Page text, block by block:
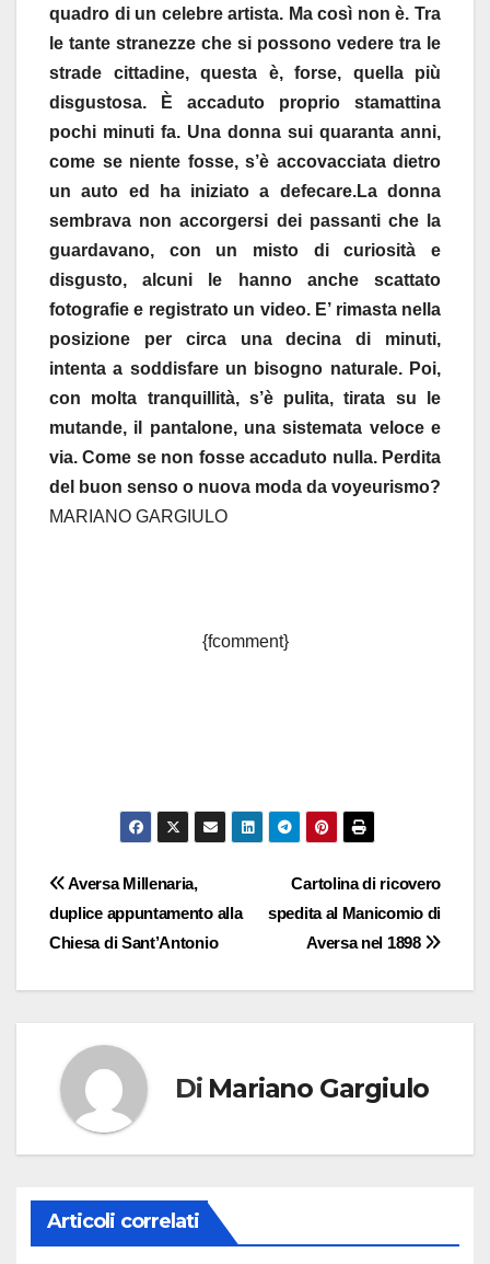
quadro di un celebre artista. Ma così non è. Tra
le tante stranezze che si possono vedere tra le
strade cittadine, questa è, forse, quella più
disgustosa. È accaduto proprio stamattina
pochi minuti fa. Una donna sui quaranta anni,
come se niente fosse, s’è accovacciata dietro
un auto ed ha iniziato a defecare.La donna
sembrava non accorgersi dei passanti che la
guardavano, con un misto di curiosità e
disgusto, alcuni le hanno anche scattato
fotografie e registrato un video. E’ rimasta nella
posizione per circa una decina di minuti,
intenta a soddisfare un bisogno naturale. Poi,
con molta tranquillità, s’è pulita, tirata su le
mutande, il pantalone, una sistemata veloce e
via. Come se non fosse accaduto nulla. Perdita
del buon senso o nuova moda da voyeurismo?
MARIANO GARGIULO
{fcomment}
Navigazione
articoli
Cartolina di ricovero
spedita al Manicomio di
Aversa nel 1898
Aversa Millenaria,
duplice appuntamento alla
Chiesa di Sant’Antonio
Di Mariano Gargiulo
Articoli correlati